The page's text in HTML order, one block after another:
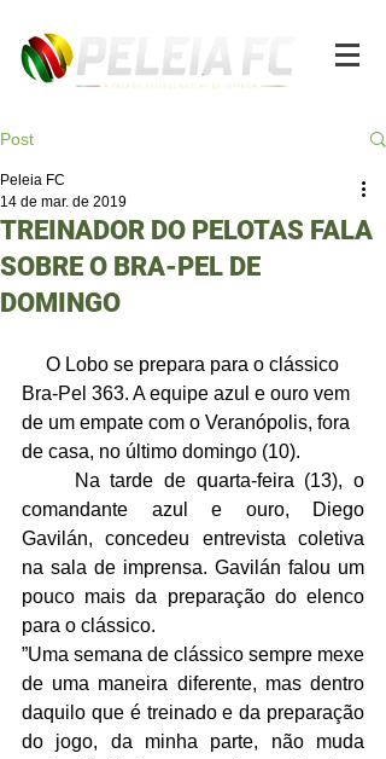
Post
TREINADOR DO PELOTAS FALA
SOBRE O BRA-PEL DE
DOMINGO
Peleia FC
14 de mar. de 2019
Bra-Pel 363. A equipe azul e ouro vem
de um empate com o Veranópolis, fora
de casa, no último domingo (10).
comandante azul e ouro, Diego
Gavilán, concedeu entrevista coletiva
na sala de imprensa. Gavilán falou um
pouco mais da preparação do elenco
para o clássico.
”Uma semana de clássico sempre mexe
de uma maneira diferente, mas dentro
daquilo que é treinado e da preparação
do jogo, da minha parte, não muda